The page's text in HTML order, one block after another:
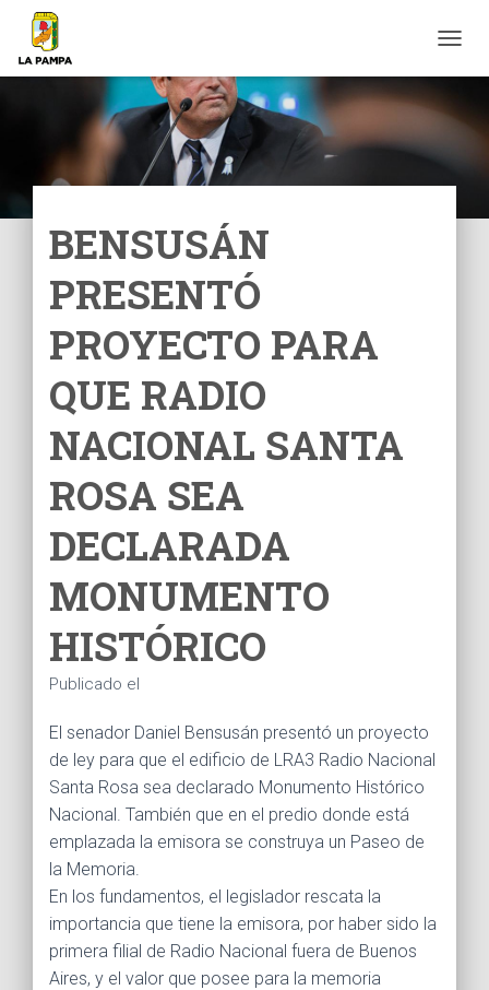
A
B
O
BENSUSÁN
PRESENTÓ
PROYECTO PARA
QUE RADIO
NACIONAL SANTA
ROSA SEA
DECLARADA
MONUMENTO
HISTÓRICO
Publicado el
El senador Daniel Bensusán presentó un proyecto
de ley para que el edificio de LRA3 Radio Nacional
Santa Rosa sea declarado Monumento Histórico
Nacional. También que en el predio donde está
emplazada la emisora se construya un Paseo de
la Memoria.
En los fundamentos, el legislador rescata la
importancia que tiene la emisora, por haber sido la
primera filial de Radio Nacional fuera de Buenos
Aires, y el valor que posee para la memoria